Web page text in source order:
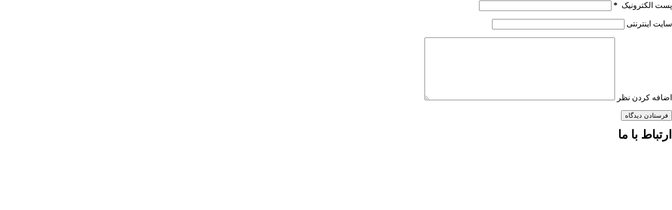
پست الکترونیک *
سایت اینترنتی
اضافه کردن نظر
فرستادن دیدگاه
ارتباط با ما